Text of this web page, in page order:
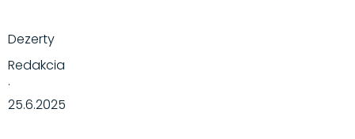
Dezerty
Redakcia
·
25.6.2025